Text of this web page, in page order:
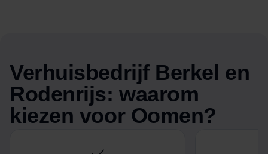
Verhuisbedrijf Berkel en
Rodenrijs: waarom
kiezen voor Oomen?